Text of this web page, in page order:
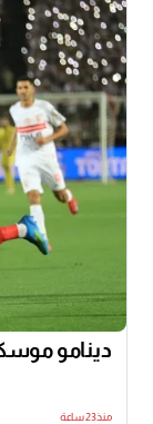
دينامو
منذ23 ساعة